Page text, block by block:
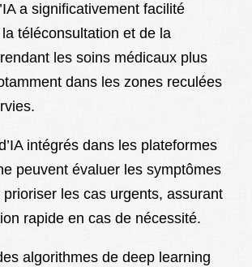
a significativement facilité
la téléconsultation et de la
les soins médicaux plus
dans les zones reculées
intégrés dans les plateformes
peuvent évaluer les symptômes
les cas urgents, assurant
rapide en cas de nécessité.
algorithmes de deep learning